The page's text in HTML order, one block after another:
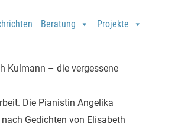
Beratung Projekte
Kulmann – die vergessene
Die Pianistin Angelika
Gedichten von Elisabeth